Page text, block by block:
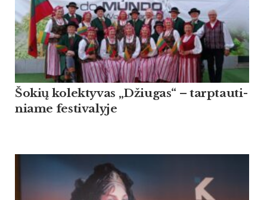
Šo­kių ko­lek­ty­vas „Džiu­gas“ – tarp­tau­ti­
nia­me fes­ti­va­ly­je